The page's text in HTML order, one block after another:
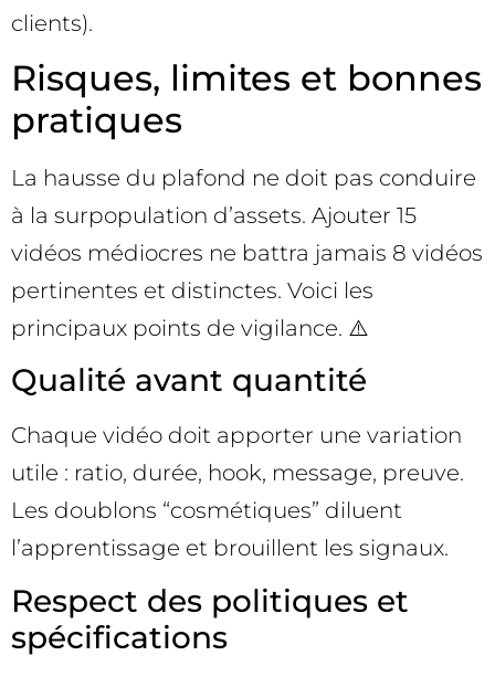
clients).
Risques, limites et bonnes
pratiques
La hausse du plafond ne doit pas conduire
à la surpopulation d’assets. Ajouter 15
vidéos médiocres ne battra jamais 8 vidéos
pertinentes et distinctes. Voici les
principaux points de vigilance. ⚠️
Qualité avant quantité
Chaque vidéo doit apporter une variation
utile : ratio, durée, hook, message, preuve.
Les doublons “cosmétiques” diluent
l’apprentissage et brouillent les signaux.
Respect des politiques et
spécifications